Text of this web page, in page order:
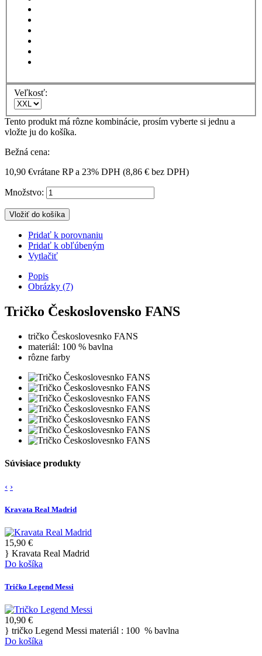
Veľkosť:
Tento produkt má rôzne kombinácie, prosím vyberte si jednu a
vložte ju do košíka.
Bežná cena:
10,90 €vrátane RP a 23% DPH (8,86 € bez DPH)
Množstvo:
Vložiť do košíka
Pridať k porovnaniu
Pridať k obľúbeným
Vytlačiť
Popis
Obrázky (7)
Tričko Československo FANS
tričko Českoslovesnko FANS
materiál: 100 % bavlna
rôzne farby
Súvisiace produkty
‹ ›
Kravata Real Madrid
15,90 €
} Kravata Real Madrid
Do košíka
Tričko Legend Messi
10,90 €
} tričko Legend Messi materiál : 100 % bavlna
Do košíka